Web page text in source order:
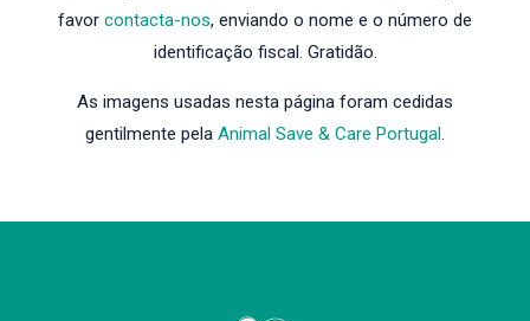
favor contacta-nos, enviando o nome e o número de
identificação fiscal. Gratidão.
As imagens usadas nesta página foram cedidas
gentilmente pela Animal Save & Care Portugal.